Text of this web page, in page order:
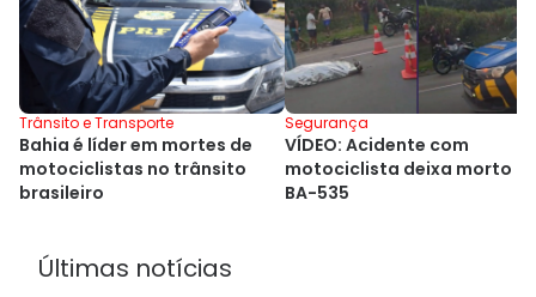
Trânsito e Transporte
Bahia é líder em mortes de
motociclistas no trânsito
brasileiro
Segurança
VÍDEO: Acidente com
motociclista deixa morto
BA-535
Últimas notícias